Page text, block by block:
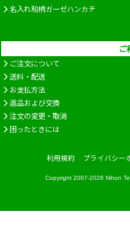
名入れ和柄ガーゼハンカチ
ご
ご注文について
送料・配送
お支払方法
返品および交換
注文の変更・取消
困ったときには
利用規約 プライバシー
Copyright 2007-2026 Nihon